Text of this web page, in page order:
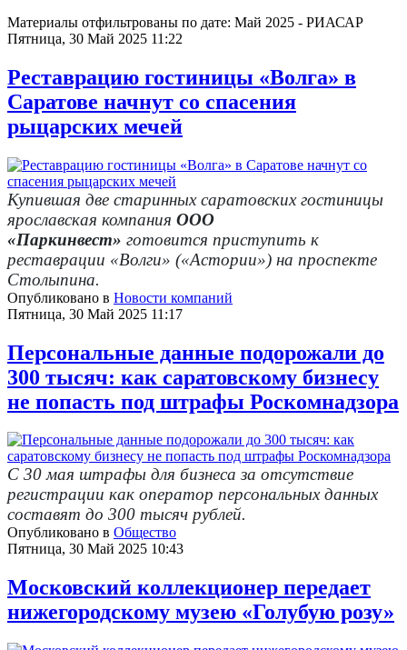
Материалы отфильтрованы по дате: Май 2025 - РИАСАР
Пятница, 30 Май 2025 11:22
Реставрацию гостиницы «Волга» в
Саратове начнут со спасения
рыцарских мечей
Купившая две старинных саратовских гостиницы
ярославская компания ООО
«Паркинвест» готовится приступить к
реставрации «Волги» («Астории») на проспекте
Столыпина.
Опубликовано в Новости компаний
Пятница, 30 Май 2025 11:17
Персональные данные подорожали до
300 тысяч: как саратовскому бизнесу
не попасть под штрафы Роскомнадзора
С 30 мая штрафы для бизнеса за отсутствие
регистрации как оператор персональных данных
составят до 300 тысяч рублей.
Опубликовано в Общество
Пятница, 30 Май 2025 10:43
Московский коллекционер передает
нижегородскому музею «Голубую розу»